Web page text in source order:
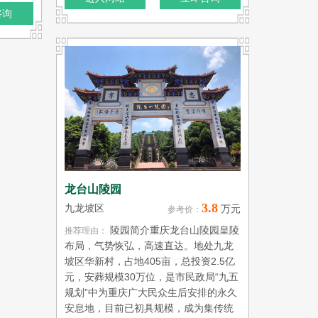
龙台山陵园
九龙坡区 参考价： 3.8 万元
推荐理由：
陵园简介重庆龙台山陵园皇陵
布局，气势恢弘，高速直达。地处九龙
坡区华新村，占地405亩，总投资2.5亿
元，安葬规模30万位，是市民政局“九五
规划”中为重庆广大民众生后安排的永久
安息地，目前已初具规模，成为集传统